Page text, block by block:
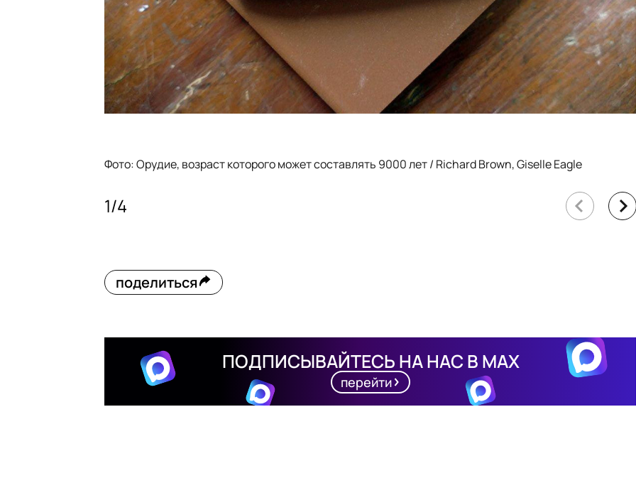
Фото: Орудие, возраст которого может составлять 9000 лет / Richard Brown, Giselle Eagle
1/4
поделиться
ПОДПИСЫВАЙТЕСЬ НА НАС В MAX
перейти